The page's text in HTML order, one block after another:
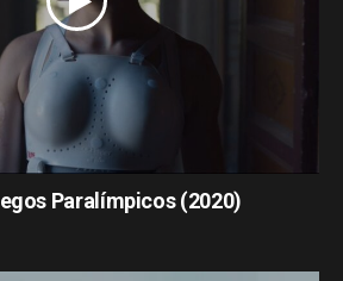
Paralímpicos (2020)